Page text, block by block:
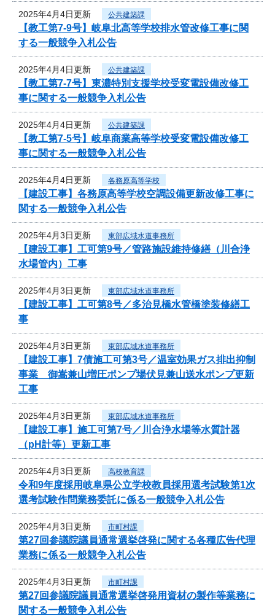
2025年4月4日更新 公共建築課
【教工第7-9号】岐阜北高等学校排水管改修工事に関
する一般競争入札公告
2025年4月4日更新 公共建築課
【教工第7-7号】東濃特別支援学校受変電設備改修工
事に関する一般競争入札公告
2025年4月4日更新 公共建築課
【教工第7-5号】岐阜商業高等学校受変電設備改修工
事に関する一般競争入札公告
2025年4月4日更新 各務原高等学校
【建設工事】各務原高等学校空調設備更新改修工事に
関する一般競争入札公告
2025年4月3日更新 東部広域水道事務所
【建設工事】工可第9号／管路施設維持修繕（川合浄
水場管内）工事
2025年4月3日更新 東部広域水道事務所
【建設工事】工可第8号／多治見橋水管橋塗装修繕工
事
2025年4月3日更新 東部広域水道事務所
【建設工事】7債施工可第3号／温室効果ガス排出抑制
事業 御嵩兼山増圧ポンプ場伏見兼山送水ポンプ更新
工事
2025年4月3日更新 東部広域水道事務所
【建設工事】施工可第7号／川合浄水場等水質計器
（pH計等）更新工事
2025年4月3日更新 高校教育課
令和9年度採用岐阜県公立学校教員採用選考試験第1次
選考試験作問業務委託に係る一般競争入札公告
2025年4月3日更新 市町村課
第27回参議院議員通常選挙啓発に関する各種広告代理
業務に係る一般競争入札公告
2025年4月3日更新 市町村課
第27回参議院議員通常選挙啓発用資材の製作等業務に
関する一般競争入札公告